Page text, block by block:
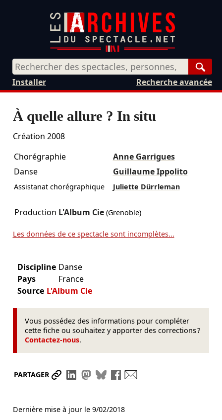
Recherche avancée
Installer
À quelle allure ? In situ
Création 2008
Chorégraphie
Anne Garrigues
Danse
Guillaume Ippolito
Assistanat chorégraphique Juliette Dürrleman
Production L'Album Cie(Grenoble)
Les données de ce spectacle sont incomplètes...
Discipline Danse
Pays
France
Source L'Album Cie
Vous possédez des informations pour compléter
cette fiche ou souhaitez y apporter des corrections ?
Contactez-nous.
PARTAGER Partager le lien
Partager sur LinkedIn
Partager sur Mastodon
Partager sur Bluesky
Partager sur Facebook
Dernière mise à jour le 9/02/2018